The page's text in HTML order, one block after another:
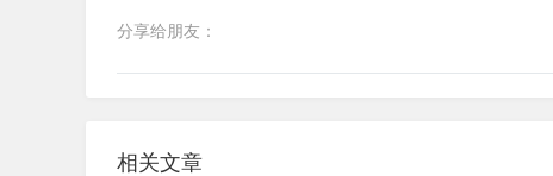
分享给朋友：
相关文章